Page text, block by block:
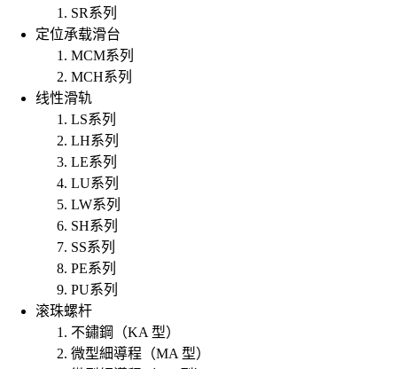
SR系列
定位承载滑台
MCM系列
MCH系列
线性滑轨
LS系列
LH系列
LE系列
LU系列
LW系列
SH系列
SS系列
PE系列
PU系列
滚珠螺杆
不鏽鋼（KA 型）
微型細導程（MA 型）